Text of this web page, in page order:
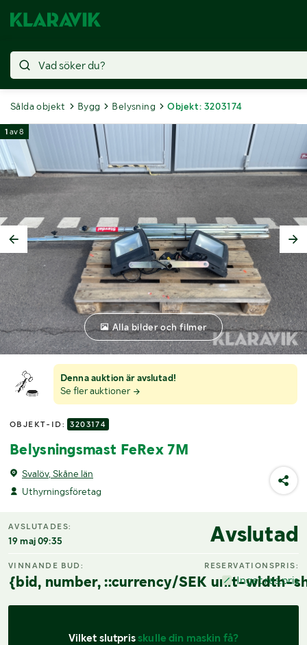
Sålda objekt Bygg Belysning Objekt: 3203174
Denna auktion är avslutad!
Se fler auktioner
OBJEKT-ID: 3203174
Belysningsmast FeRex 7M
Svalöv, Skåne län
Uthyrningsföretag
1 av8
Alla bilder och filmer
AVSLUTADES:
19 maj 09:35 Avslutad
VINNANDE BUD:
{bid, number, ::currency/SEK unit-width-
RESERVATIONSPRIS:
Inget res.pris
Vilket slutpris skulle din maskin få?